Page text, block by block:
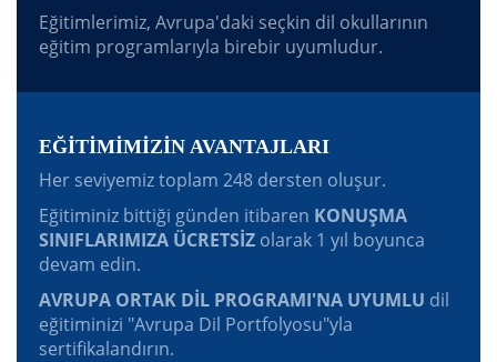
Eğitimlerimiz, Avrupa'daki seçkin dil okullarının
eğitim programlarıyla birebir uyumludur.
EĞİTİMİMİZİN AVANTAJLARI
Her seviyemiz toplam 248 dersten oluşur.
Eğitiminiz bittiği günden itibaren KONUŞMA
SINIFLARIMIZA ÜCRETSİZ olarak 1 yıl boyunca
devam edin.
AVRUPA ORTAK DİL PROGRAMI'NA UYUMLU dil
eğitiminizi "Avrupa Dil Portfolyosu"yla
sertifikalandırın.